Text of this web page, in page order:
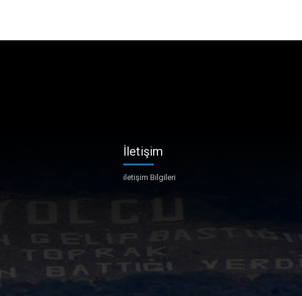
İletişim
iletişim Bilgileri